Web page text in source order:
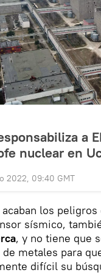
a
nuclear en
2022, 09:40 GMT
los
sísmico,
, y no tiene que
metales para
difícil su